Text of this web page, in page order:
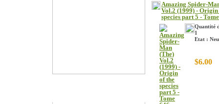
Amazing Spider-
Vol.2 (1999) - Origin
species part 5 -
Quantité
1
Etat :
$6.00